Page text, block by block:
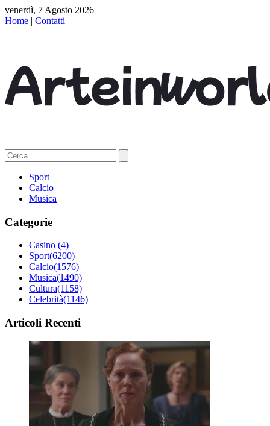
venerdì, 7 Agosto 2026
Home | Contatti
Sport
Calcio
Musica
Categorie
Casino (4)
Sport(6200)
Calcio(1576)
Musica(1490)
Cultura(1158)
Celebrità(1146)
Articoli Recenti